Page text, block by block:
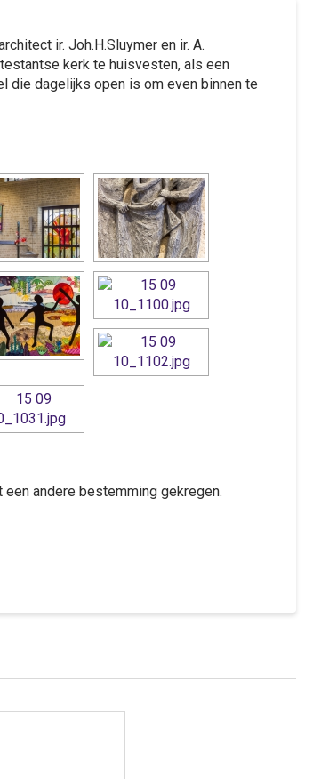
ir. Joh.H.Sluymer en ir. A.
kerk te huisvesten, als een
die dagelijks open is om even binnen te
andere bestemming gekregen.